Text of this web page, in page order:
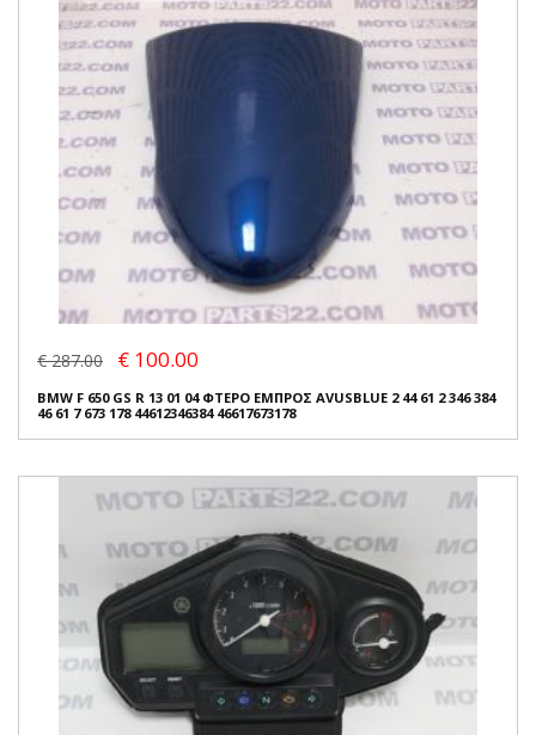
€ 287.00 € 100.00
BMW F 650 GS R 13 01 04 ΦΤΕΡΟ ΕΜΠΡΟΣ AVUSBLUE 2 44 61 2 346 384
46 61 7 673 178 44612346384 46617673178